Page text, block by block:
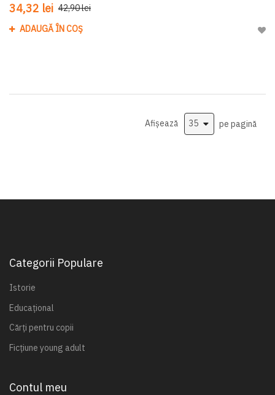
34,32 lei 42,90 lei
ADAUGĂ ÎN COȘ
Afișează pe pagină
Categorii Populare
Istorie
Educațional
Cărți pentru copii
Ficțiune young adult
Contul meu